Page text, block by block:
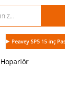
Peavey SP5 15 inç